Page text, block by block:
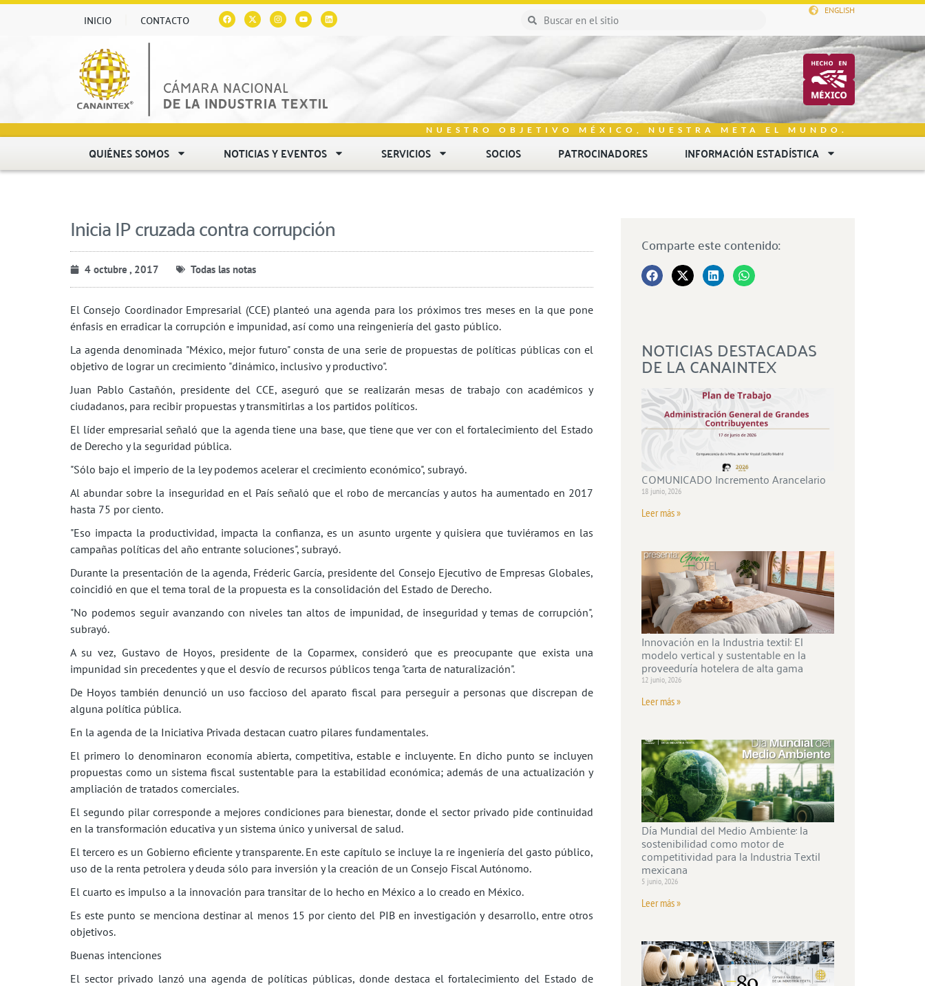
INICIO CONTACTO
ENGLISH
NUESTRO OBJETIVO MÉXICO, NUESTRA META EL MUNDO.
QUIÉNES SOMOS NOTICIAS Y EVENTOS SERVICIOS SOCIOS PATROCINADORES INFORMACIÓN ESTADÍSTICA
Inicia IP cruzada contra corrupción
4 octubre , 2017 Todas las notas
El Consejo Coordinador Empresarial (CCE) planteó una agenda para los próximos tres meses en la que pone
énfasis en erradicar la corrupción e impunidad, así como una reingeniería del gasto público.
La agenda denominada "México, mejor futuro" consta de una serie de propuestas de políticas públicas con el
objetivo de lograr un crecimiento "dinámico, inclusivo y productivo".
Juan Pablo Castañón, presidente del CCE, aseguró que se realizarán mesas de trabajo con académicos y
ciudadanos, para recibir propuestas y transmitirlas a los partidos políticos.
El líder empresarial señaló que la agenda tiene una base, que tiene que ver con el fortalecimiento del Estado
de Derecho y la seguridad pública.
"Sólo bajo el imperio de la ley podemos acelerar el crecimiento económico", subrayó.
Al abundar sobre la inseguridad en el País señaló que el robo de mercancías y autos ha aumentado en 2017
hasta 75 por ciento.
"Eso impacta la productividad, impacta la confianza, es un asunto urgente y quisiera que tuviéramos en las
campañas políticas del año entrante soluciones", subrayó.
Durante la presentación de la agenda, Fréderic García, presidente del Consejo Ejecutivo de Empresas Globales,
coincidió en que el tema toral de la propuesta es la consolidación del Estado de Derecho.
"No podemos seguir avanzando con niveles tan altos de impunidad, de inseguridad y temas de corrupción",
subrayó.
A su vez, Gustavo de Hoyos, presidente de la Coparmex, consideró que es preocupante que exista una
impunidad sin precedentes y que el desvío de recursos públicos tenga "carta de naturalización".
De Hoyos también denunció un uso faccioso del aparato fiscal para perseguir a personas que discrepan de
alguna política pública.
En la agenda de la Iniciativa Privada destacan cuatro pilares fundamentales.
El primero lo denominaron economía abierta, competitiva, estable e incluyente. En dicho punto se incluyen
propuestas como un sistema fiscal sustentable para la estabilidad económica; además de una actualización y
ampliación de tratados comerciales.
El segundo pilar corresponde a mejores condiciones para bienestar, donde el sector privado pide continuidad
en la transformación educativa y un sistema único y universal de salud.
El tercero es un Gobierno eficiente y transparente. En este capítulo se incluye la re ingeniería del gasto público,
uso de la renta petrolera y deuda sólo para inversión y la creación de un Consejo Fiscal Autónomo.
El cuarto es impulso a la innovación para transitar de lo hecho en México a lo creado en México.
Es este punto se menciona destinar al menos 15 por ciento del PIB en investigación y desarrollo, entre otros
objetivos.
Buenas intenciones
El sector privado lanzó una agenda de políticas públicas, donde destaca el fortalecimiento del Estado de
Comparte este contenido:
NOTICIAS DESTACADAS
DE LA CANAINTEX
COMUNICADO Incremento Arancelario
18 junio, 2026
Leer más »
Innovación en la Industria textil: El
modelo vertical y sustentable en la
proveeduría hotelera de alta gama
12 junio, 2026
Leer más »
Día Mundial del Medio Ambiente: la
sostenibilidad como motor de
competitividad para la Industria Textil
mexicana
5 junio, 2026
Leer más »